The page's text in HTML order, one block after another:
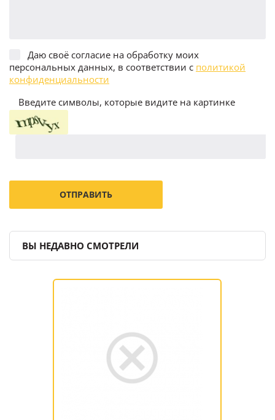
Даю своё согласие на обработку моих
персональных данных, в соответствии с политикой
конфиденциальности
Введите символы, которые видите на картинке
ВЫ НЕДАВНО СМОТРЕЛИ